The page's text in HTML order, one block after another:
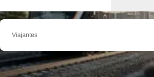
Viajantes